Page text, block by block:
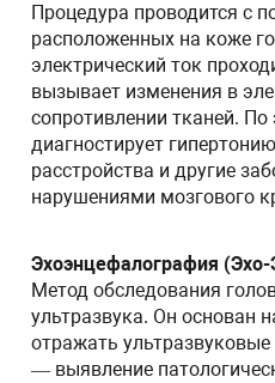
Процедура проводится с
расположенных на коже
электрический ток
вызывает изменения в
сопротивлении тканей.
диагностирует
расстройства и другие
нарушениями мозгового
Эхоэнцефалография (Эхо-
Метод обследования
ультразвука. Он основан
отражать
— выявление